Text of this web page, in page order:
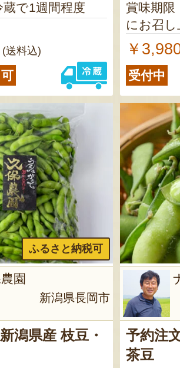
で1週間程度
(送料込)
賞味期限
にお召
￥
受付中
ふるさと納税可
園
新潟県長岡市
潟県産 枝豆・
予約注
茶豆